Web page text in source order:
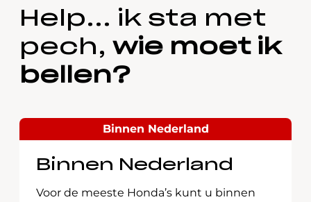
Help... ik sta met
pech, wie moet ik
bellen?
Binnen Nederland
Binnen Nederland
Voor de meeste Honda’s kunt u binnen